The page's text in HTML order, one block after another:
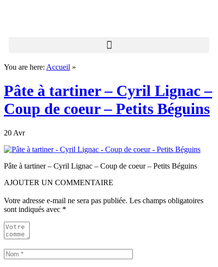
You are here: Accueil »
Pâte à tartiner – Cyril Lignac –
Coup de coeur – Petits Béguins
20 Avr
Pâte à tartiner – Cyril Lignac – Coup de coeur – Petits Béguins
AJOUTER UN COMMENTAIRE
Votre adresse e-mail ne sera pas publiée. Les champs obligatoires
sont indiqués avec *